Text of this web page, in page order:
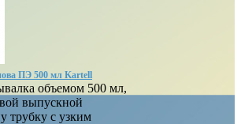
ПЭ 500 мл Kartell
объемом 500 мл,
выпускной
трубку с узким